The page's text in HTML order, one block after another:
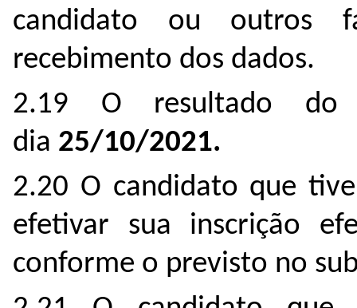
candidato ou outros
recebimento dos dados.
2.19 O resultado do
dia 25/10/2021.
2.20 O candidato que
efetivar sua inscrição
conforme o previsto no